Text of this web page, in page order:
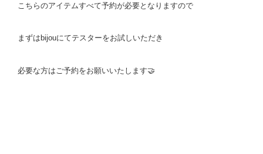
こちらのアイテムすべて予約が必要となりますので
まずはbijouにてテスターをお試しいただき
必要な方はご予約をお願いいたします🤝